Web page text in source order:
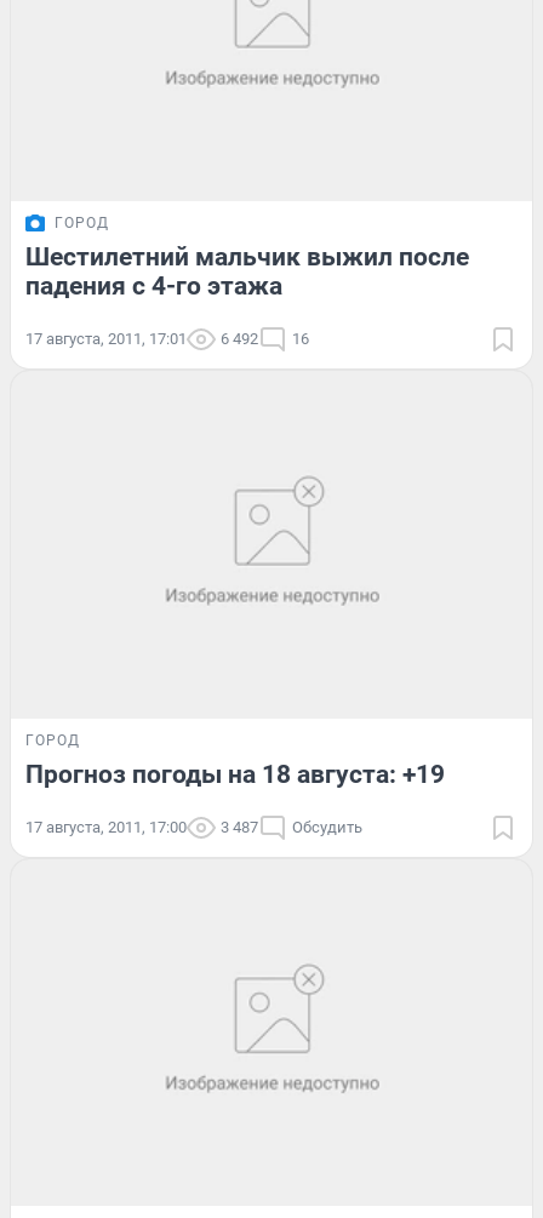
ГОРОД
Шестилетний мальчик выжил после
падения с 4-го этажа
17 августа, 2011, 17:01 6 492 16
ГОРОД
Прогноз погоды на 18 августа: +19
17 августа, 2011, 17:00 3 487 Обсудить